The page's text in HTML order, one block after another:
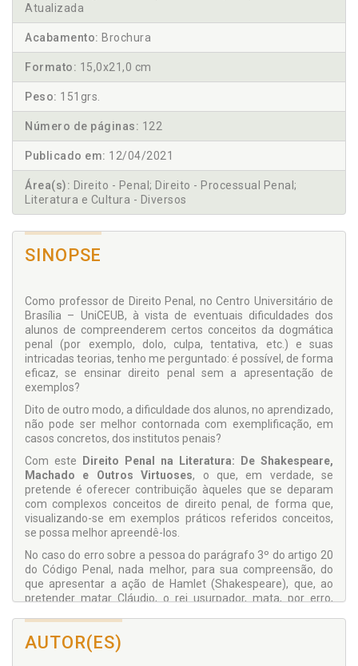
Atualizada
Acabamento: Brochura
Formato: 15,0x21,0 cm
Peso: 151grs.
Número de páginas: 122
Publicado em: 12/04/2021
Área(s): Direito - Penal; Direito - Processual Penal;
Literatura e Cultura - Diversos
SINOPSE
Como professor de Direito Penal, no Centro Universitário de
Brasília – UniCEUB, à vista de eventuais dificuldades dos
alunos de compreenderem certos conceitos da dogmática
penal (por exemplo, dolo, culpa, tentativa, etc.) e suas
intricadas teorias, tenho me perguntado: é possível, de forma
eficaz, se ensinar direito penal sem a apresentação de
exemplos?
Dito de outro modo, a dificuldade dos alunos, no aprendizado,
não pode ser melhor contornada com exemplificação, em
casos concretos, dos institutos penais?
Com este
Direito Penal na Literatura: De Shakespeare,
Machado e Outros Virtuoses, o que, em verdade, se
pretende é oferecer contribuição àqueles que se deparam
com complexos conceitos de direito penal, de forma que,
visualizando-se em exemplos práticos referidos conceitos,
se possa melhor apreendê-los.
No caso do erro sobre a pessoa do parágrafo 3º do artigo 20
do Código Penal, nada melhor, para sua compreensão, do
que apresentar a ação de Hamlet (Shakespeare), que, ao
pretender matar Cláudio, o rei usurpador, mata, por erro,
sua esposa, Capitu, desistindo voluntariamente na
AUTOR(ES)